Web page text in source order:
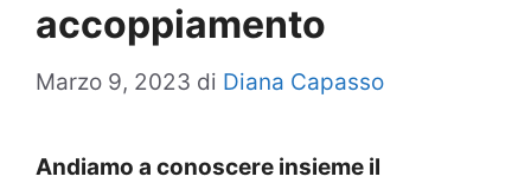
accoppiamento
Marzo 9, 2023 di Diana Capasso
Andiamo a conoscere insieme il